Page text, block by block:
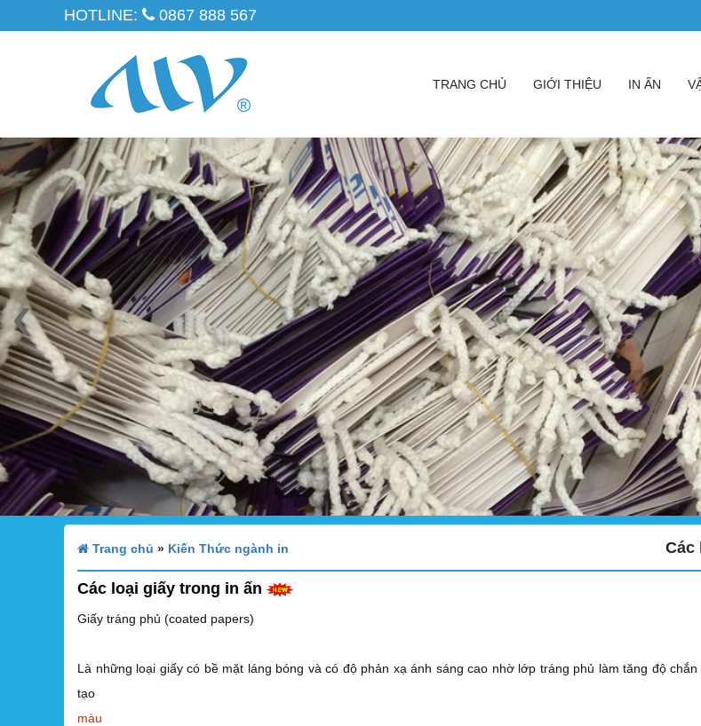
HOTLINE: 0867 888 567
TRANG CHỦ GIỚI THIỆU IN ẤN
Trang chủ » Kiến Thức ngành in Các
Các loại giấy trong in ấn
Giấy tráng phủ (coated papers)
Là những loại giấy có bề mặt láng bóng và có độ phản xạ ánh sáng cao nhờ lớp tráng phủ làm tăng độ
tạo
màu